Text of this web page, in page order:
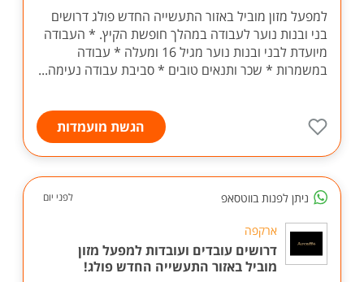
למפעל מזון מוביל באזור התעשייה החדש פולג דרושים
בני ובנות נוער לעבודה במהלך חופשת הקיץ. * העבודה
מיועדת לבני ובנות נוער מגיל 16 ומעלה * עבודה
במשמרות * שכר ותנאים טובים * סביבת עבודה נעימה...
הגשת מועמדות
ניתן לפנות בווטסאפ לפני יום
ארקפה
דרושים עובדים ועובדות למפעל מזון
מוביל באזור התעשייה החדש פולג!